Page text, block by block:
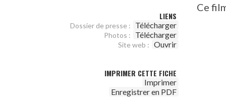
LIENS
Dossier de presse : Télécharger
Photos : Télécharger
Site web : Ouvrir
IMPRIMER CETTE FICHE
Imprimer
Enregistrer en PDF
Ce